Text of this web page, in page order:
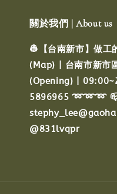
關於我們 | About us
👷【台南新市】做工
(Map) | 台南市新市
(Opening) |
5896965 ➿➿➿
@831lvqpr